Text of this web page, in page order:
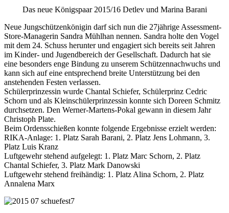
Das neue Königspaar 2015/16 Detlev und Marina Barani
Neue Jungschützenkönigin darf sich nun die 27jährige Assessment-
Store-Managerin Sandra Mühlhan nennen. Sandra holte den Vogel
mit dem 24. Schuss herunter und engagiert sich bereits seit Jahren
im Kinder- und Jugendbereich der Gesellschaft. Dadurch hat sie
eine besonders enge Bindung zu unserem Schützennachwuchs und
kann sich auf eine entsprechend breite Unterstützung bei den
anstehenden Festen verlassen.
Schülerprinzessin wurde Chantal Schiefer, Schülerprinz Cedric
Schorn und als Kleinschülerprinzessin konnte sich Doreen Schmitz
durchsetzen. Den Werner-Martens-Pokal gewann in diesem Jahr
Christoph Plate.
Beim Ordensschießen konnte folgende Ergebnisse erzielt werden:
RIKA-Anlage: 1. Platz Sarah Barani, 2. Platz Jens Lohmann, 3.
Platz Luis Kranz
Luftgewehr stehend aufgelegt: 1. Platz Marc Schorn, 2. Platz
Chantal Schiefer, 3. Platz Mark Danowski
Luftgewehr stehend freihändig: 1. Platz Alina Schorn, 2. Platz
Annalena Marx